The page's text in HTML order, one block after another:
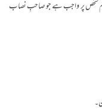
شخص پر واجب ہے جو صاحبِ نصاب